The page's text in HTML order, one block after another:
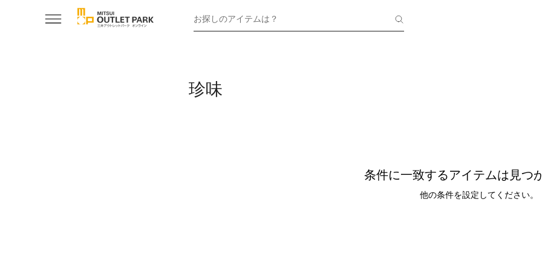
お探しのアイテムは？
珍味
条件に一致するアイテムは見つ
他の条件を設定してください。